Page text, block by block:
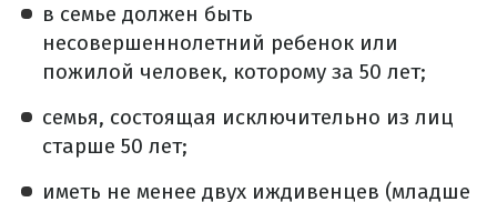
в семье должен быть
несовершеннолетний ребенок или
пожилой человек, которому за 50 лет;
семья, состоящая исключительно из лиц
старше 50 лет;
иметь не менее двух иждивенцев (младше